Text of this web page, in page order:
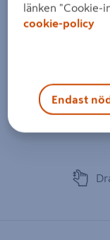
länken "Cookie-
cookie-policy
Endast